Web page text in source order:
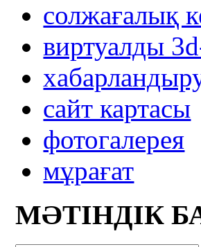
солжағалық
виртуалды
сайт картасы
фотогалерея
мұрағат
МӘТІНДІК